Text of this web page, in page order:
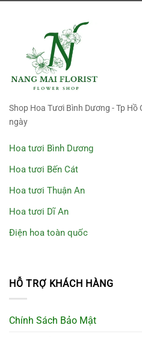
Shop Hoa Tươi Bình Dương - Tp Hồ
ngày
Hoa tươi Bình Dương
Hoa tươi Bến Cát
Hoa tươi Thuận An
Hoa tươi Dĩ An
Điện hoa toàn quốc
HỖ TRỢ KHÁCH HÀNG
Chính Sách Bảo Mật